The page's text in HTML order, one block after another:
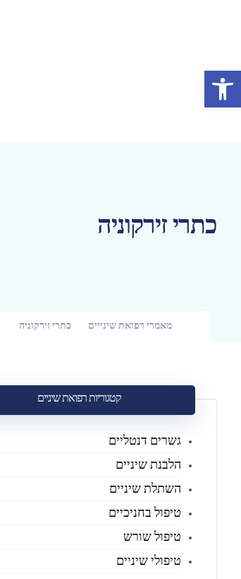
כתרי זירקוניה
מאמרי רפואת שינייים כתרי זירקוניה
קטגוריות רפואת שיניים
גשרים דנטליים
הלבנת שיניים
השתלת שיניים
טיפול בחניכיים
טיפול שורש
טיפולי שיניים
פתח סרגל נגישות